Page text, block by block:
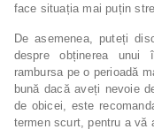
face situația mai puțin
De asemenea, puteți
despre obținerea unui
rambursa pe o perioadă
bună dacă aveți nevoie
de obicei, este
termen scurt, pentru a vă